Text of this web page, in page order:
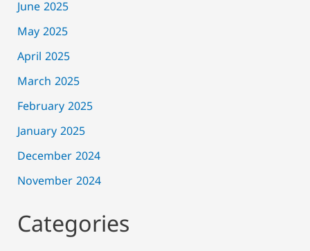
June 2025
May 2025
April 2025
March 2025
February 2025
January 2025
December 2024
November 2024
Categories